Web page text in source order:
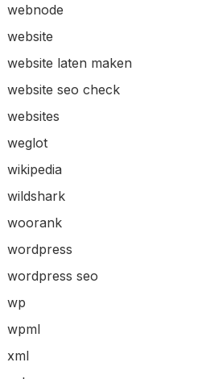
webnode
website
website laten maken
website seo check
websites
weglot
wikipedia
wildshark
woorank
wordpress
wordpress seo
wp
wpml
xml